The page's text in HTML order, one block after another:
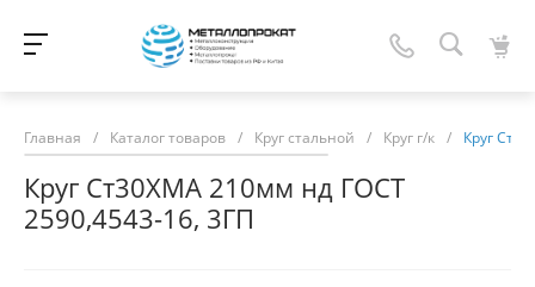
Главная / Каталог товаров / Круг стальной / Круг г/к / Круг
Круг Ст30ХМА 210мм нд ГОСТ
2590,4543-16, 3ГП